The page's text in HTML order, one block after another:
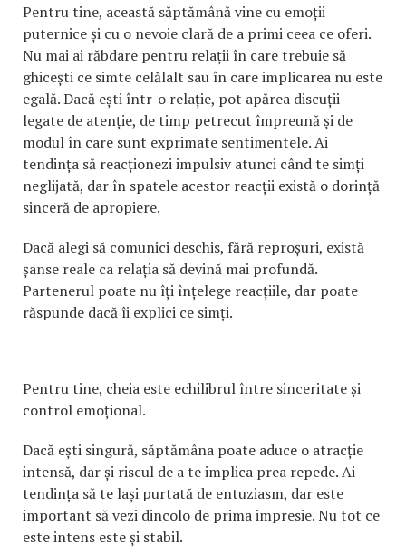
Pentru tine, această săptămână vine cu emoții
puternice și cu o nevoie clară de a primi ceea ce oferi.
Nu mai ai răbdare pentru relații în care trebuie să
ghicești ce simte celălalt sau în care implicarea nu este
egală. Dacă ești într-o relație, pot apărea discuții
legate de atenție, de timp petrecut împreună și de
modul în care sunt exprimate sentimentele. Ai
tendința să reacționezi impulsiv atunci când te simți
neglijată, dar în spatele acestor reacții există o dorință
sinceră de apropiere.
Dacă alegi să comunici deschis, fără reproșuri, există
șanse reale ca relația să devină mai profundă.
Partenerul poate nu îți înțelege reacțiile, dar poate
răspunde dacă îi explici ce simți.
Pentru tine, cheia este echilibrul între sinceritate și
control emoțional.
Dacă ești singură, săptămâna poate aduce o atracție
intensă, dar și riscul de a te implica prea repede. Ai
tendința să te lași purtată de entuziasm, dar este
important să vezi dincolo de prima impresie. Nu tot ce
este intens este și stabil.